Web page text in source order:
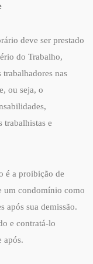
deve ser prestado
do Trabalho,
trabalhadores nas
ou seja, o
trabalhistas e
é a proibição de
um condomínio como
após sua demissão.
e contratá-lo
após.